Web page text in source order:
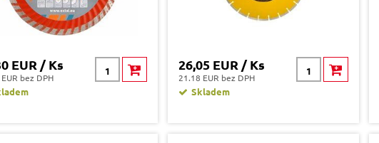
EUR / Ks
bez DPH
26,05 EUR / Ks
21.18 EUR bez DPH
Skladem